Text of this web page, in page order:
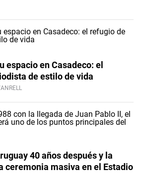
espacio en Casadeco: el
de estilo de vida
40 años después y la
ceremonia masiva en el Estadio